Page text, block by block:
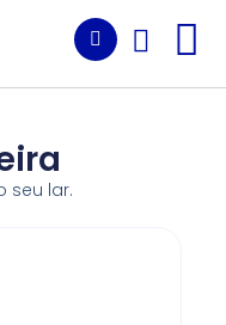
seu lar.